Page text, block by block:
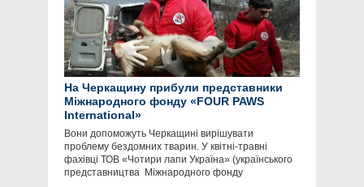
На Черкащину прибули представники
Міжнародного фонду «FOUR PAWS
International»
Вони допоможуть Черкащині вирішувати
проблему бездомних тварин. У квітні-травні
фахівці ТОВ «Чотири лапи Україна» (українського
представництва Міжнародного фонду